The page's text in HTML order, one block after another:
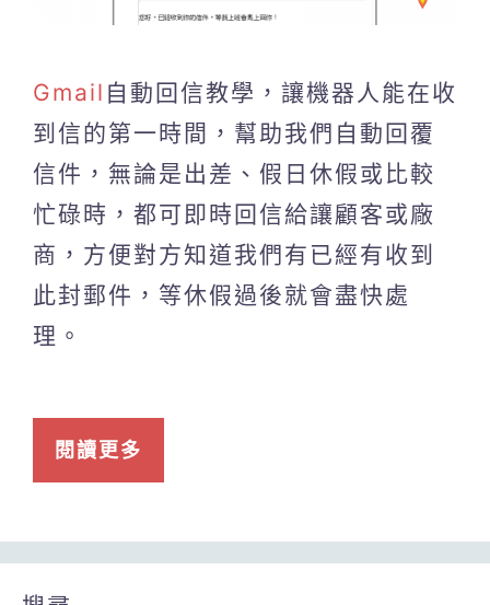
Gmail 自動回信教學，讓機器人能在收
到信的第一時間，幫助我們自動回覆
信件，無論是出差、假日休假或比較
忙碌時，都可即時回信給讓顧客或廠
商，方便對方知道我們有已經有收到
此封郵件，等休假過後就會盡快處
理。
閱讀更多